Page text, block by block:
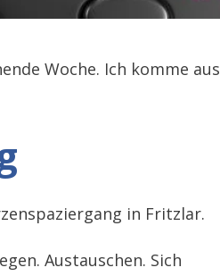
Woche. Ich komme aus
in Fritzlar.
Austauschen. Sich